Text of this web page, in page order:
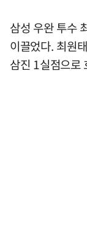
삼성 우완 투수
이끌었다. 최원
삼진 1실점으로